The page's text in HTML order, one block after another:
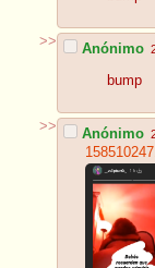
>> Anónimo
bump
>> Anónimo